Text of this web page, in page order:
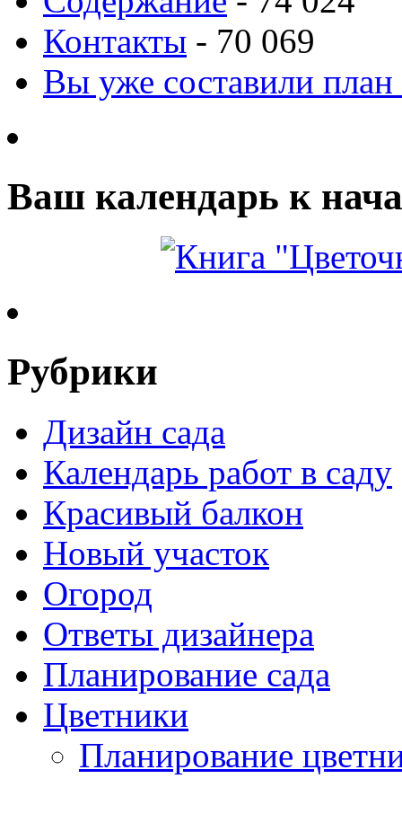
Контакты - 70 069
Вы уже составили план
Ваш календарь к
Рубрики
Дизайн сада
Календарь работ в саду
Красивый балкон
Новый участок
Огород
Ответы дизайнера
Планирование сада
Цветники
Планирование